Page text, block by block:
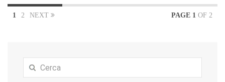
1 2 NEXT PAGE 1 OF 2